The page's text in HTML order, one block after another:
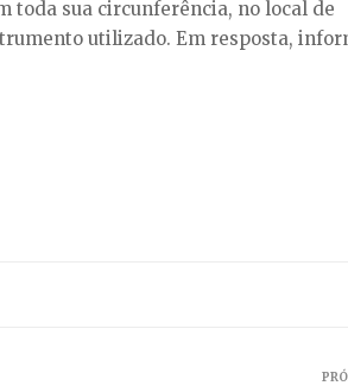
toda sua circunferência, no local de
utilizado. Em resposta,